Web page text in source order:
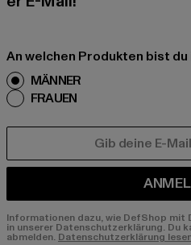
An welchen Produkten bist
MÄNNER
FRAUEN
Informationen dazu, wie DefShop mit
in unserer Datenschutzerklärung. Du
abmelden. Datenschutzerklärung